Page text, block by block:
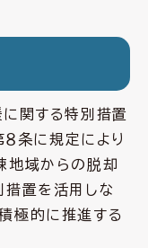
関する特別措置
８条に規定により
地域からの脱却
措置を活用しな
極的に推進する